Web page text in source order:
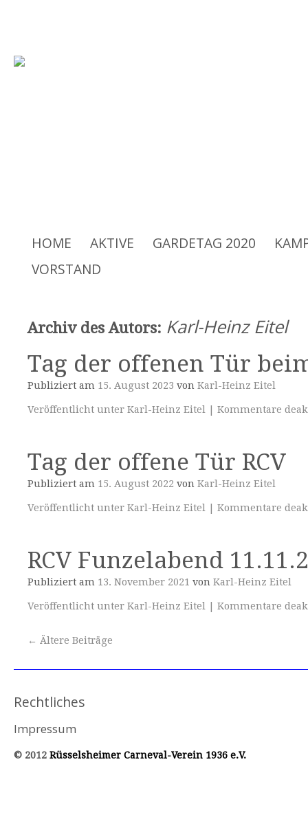
HOME AKTIVE GARDETAG 2020
VORSTAND
Archiv des Autors: Karl-Heinz Eitel
Tag der offenen Tür
Publiziert am 15. August 2023 von Karl-Heinz Eitel
Veröffentlicht unter Karl-Heinz Eitel Kommentare
Tag der offene Tür RCV
Publiziert am 15. August 2022 von Karl-Heinz Eitel
Veröffentlicht unter Karl-Heinz Eitel Kommentare
RCV Funzelabend
Publiziert am 13. November 2021 von Karl-Heinz Eitel
Veröffentlicht unter Karl-Heinz Eitel Kommentare
← Ältere Beiträge
Rechtliches
Impressum
© 2012 Rüsselsheimer Carneval-Verein 1936 e.V.